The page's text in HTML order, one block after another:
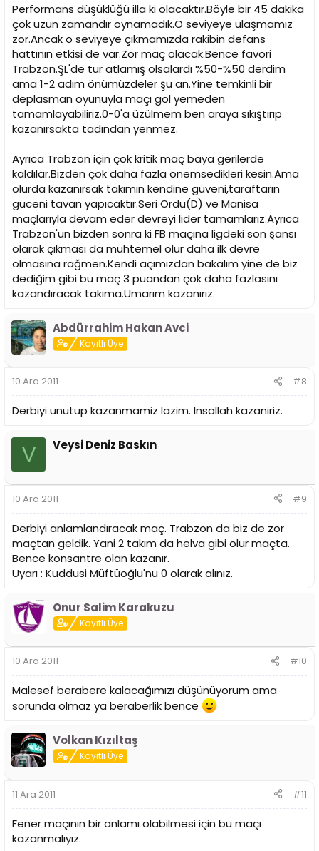
Performans düşüklüğü illa ki olacaktır.Böyle bir 45 dakika
çok uzun zamandır oynamadık.O seviyeye ulaşmamız
zor.Ancak o seviyeye çıkmamızda rakibin defans
hattının etkisi de var.Zor maç olacak.Bence favori
Trabzon.ŞL'de tur atlamış olsalardı %50-%50 derdim
ama 1-2 adım önümüzdeler şu an.Yine temkinli bir
deplasman oyunuyla maçı gol yemeden
tamamlayabiliriz.0-0'a üzülmem ben araya sıkıştırıp
kazanırsakta tadından yenmez.
Ayrıca Trabzon için çok kritik maç baya gerilerde
kaldılar.Bizden çok daha fazla önemsedikleri kesin.Ama
olurda kazanırsak takımın kendine güveni,taraftarın
güceni tavan yapıcaktır.Seri Ordu(D) ve Manisa
maçlarıyla devam eder devreyi lider tamamlarız.Ayrıca
Trabzon'un bizden sonra ki FB maçına ligdeki son şansı
olarak çıkması da muhtemel olur daha ilk devre
olmasına rağmen.Kendi açımızdan bakalım yine de biz
dediğim gibi bu maç 3 puandan çok daha fazlasını
kazandıracak takıma.Umarım kazanırız.
Abdürrahim Hakan Avci
Kayıtlı Üye
10 Ara 2011 #8
Derbiyi unutup kazanmamiz lazim. Insallah kazaniriz.
V Veysi Deniz Baskın
10 Ara 2011 #9
Derbiyi anlamlandıracak maç. Trabzon da biz de zor
maçtan geldik. Yani 2 takım da helva gibi olur maçta.
Bence konsantre olan kazanır.
Uyarı : Kuddusi Müftüoğlu'nu 0 olarak alınız.
Onur Salim Karakuzu
Kayıtlı Üye
10 Ara 2011 #10
Malesef berabere kalacağımızı düşünüyorum ama
sorunda olmaz ya beraberlik bence
Volkan Kızıltaş
Kayıtlı Üye
11 Ara 2011 #11
Fener maçının bir anlamı olabilmesi için bu maçı
kazanmalıyız.